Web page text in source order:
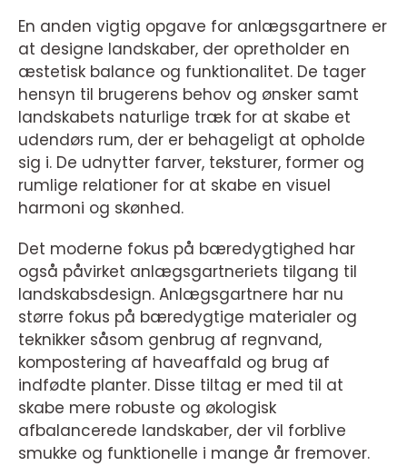
En anden vigtig opgave for anlægsgartnere er
at designe landskaber, der opretholder en
æstetisk balance og funktionalitet. De tager
hensyn til brugerens behov og ønsker samt
landskabets naturlige træk for at skabe et
udendørs rum, der er behageligt at opholde
sig i. De udnytter farver, teksturer, former og
rumlige relationer for at skabe en visuel
harmoni og skønhed.
Det moderne fokus på bæredygtighed har
også påvirket anlægsgartneriets tilgang til
landskabsdesign. Anlægsgartnere har nu
større fokus på bæredygtige materialer og
teknikker såsom genbrug af regnvand,
kompostering af haveaffald og brug af
indfødte planter. Disse tiltag er med til at
skabe mere robuste og økologisk
afbalancerede landskaber, der vil forblive
smukke og funktionelle i mange år fremover.